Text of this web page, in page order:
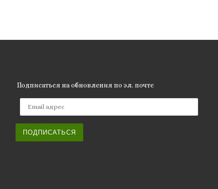
Подписаться на обновления по эл. почте
ПОДПИСАТЬСЯ